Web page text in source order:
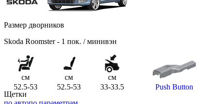
Размер дворников
Skoda Roomster - 1 пок. / минивэн
см см
см
52.5-53
52.5-53 33-33.5
Push Button
Щетки